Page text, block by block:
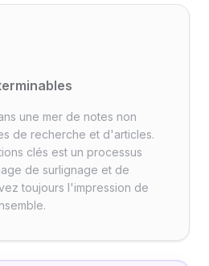
une mer de notes non
de recherche et d'articles.
clés est un processus
de surlignage et de
toujours l'impression de